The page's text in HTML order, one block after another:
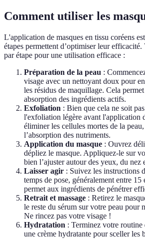
Comment utiliser les
L'application de masques en tissu coréens
étapes permettent d’optimiser leur
par étape pour une utilisation efficace :
Préparation de la peau :
visage avec un nettoyant doux pour
les résidus de maquillage. Cela
absorption des ingrédients actifs.
Exfoliation : Bien que cela ne soit
l'exfoliation légère avant l'application
éliminer les cellules mortes de la
l’absorption des nutriments.
Application du masque : Ouvrez
dépliez le masque. Appliquez-le sur
bien l’ajuster autour des yeux, du nez
Laisser agir : Suivez les instructions
temps de pose, généralement entre 15
permet aux ingrédients de pénétrer
Retrait et massage : Retirez le
le reste du sérum sur votre peau pour
Ne rincez pas votre visage !
Hydratation : Terminez votre routine
une crème hydratante pour sceller les